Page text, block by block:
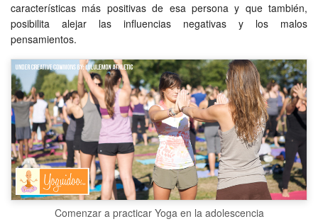
características más positivas de esa persona y que también,
posibilita alejar las influencias negativas y los malos
pensamientos.
Comenzar a practicar Yoga en la adolescencia